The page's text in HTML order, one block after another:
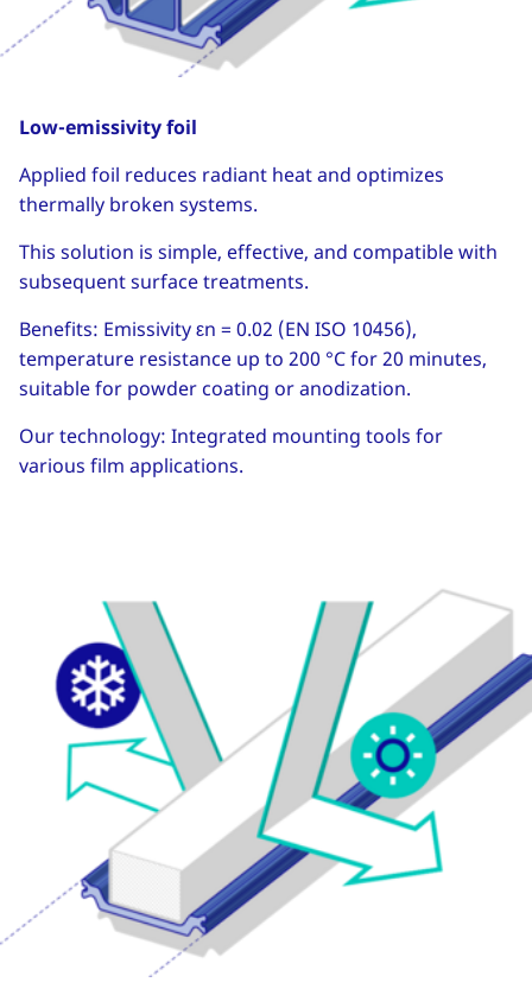
Low-emissivity foil
Applied foil reduces radiant heat and optimizes
thermally broken systems.
This solution is simple, effective, and compatible with
subsequent surface treatments.
Benefits: Emissivity εn = 0.02 (EN ISO 10456),
temperature resistance up to 200 °C for 20 minutes,
suitable for powder coating or anodization.
Our technology: Integrated mounting tools for
various film applications.